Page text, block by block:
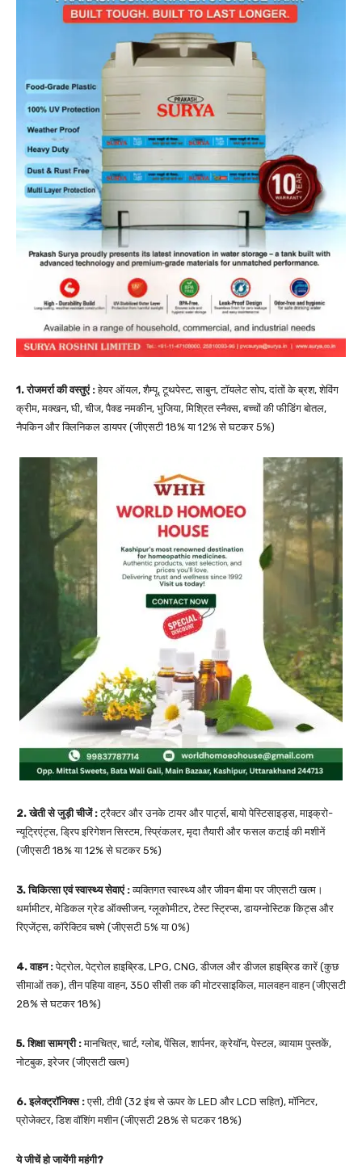
1. रोजमर्रा की वस्तुएं :हेयर ऑयल, शैम्पू, टूथपेस्ट, साबुन, टॉयलेट सोप, दांतों के ब्रश, शेविंग
क्रीम, मक्खन, घी, चीज, पैक्ड नमकीन, भुजिया, मिश्रित स्नैक्स, बच्चों की फीडिंग बोतल,
नैपकिन और क्लिनिकल डायपर (जीएसटी 18% या 12% से घटकर 5%)
2. खेती से जुड़ी चीजें :ट्रैक्टर और उनके टायर और पार्ट्स, बायो पेस्टिसाइड्स, माइक्रो-
न्यूट्रिएंट्स, ड्रिप इरिगेशन सिस्टम, स्प्रिंकलर, मृदा तैयारी और फसल कटाई की मशीनें
(जीएसटी 18% या 12% से घटकर 5%)
3. चिकित्सा एवं स्वास्थ्य सेवाएं :व्यक्तिगत स्वास्थ्य और जीवन बीमा पर जीएसटी खत्म।
थर्मामीटर, मेडिकल ग्रेड ऑक्सीजन, ग्लूकोमीटर, टेस्ट स्ट्रिप्स, डायग्नोस्टिक किट्स और
रिएजेंट्स, कॉरेक्टिव चश्मे (जीएसटी 5% या 0%)
4. वाहन :पेट्रोल, पेट्रोल हाइब्रिड, LPG, CNG, डीजल और डीजल हाइब्रिड कारें (कुछ
सीमाओं तक), तीन पहिया वाहन, 350 सीसी तक की मोटरसाइकिल, मालवहन वाहन (जीएसटी
28% से घटकर 18%)
5. शिक्षा सामग्री :मानचित्र, चार्ट, ग्लोब, पेंसिल, शार्पनर, क्रेयॉन, पेस्टल, व्यायाम पुस्तकें,
नोटबुक, इरेजर (जीएसटी खत्म)
6. इलेक्ट्रॉनिक्स :एसी, टीवी (32 इंच से ऊपर के LED और LCD सहित), मॉनिटर,
प्रोजेक्टर, डिश वॉशिंग मशीन (जीएसटी 28% से घटकर 18%)
ये जीचें हो जायेंगी महंगी?